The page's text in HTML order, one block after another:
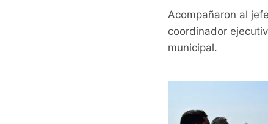
o
o
k
p
p
Acompañaron al
coordinador
municipal.